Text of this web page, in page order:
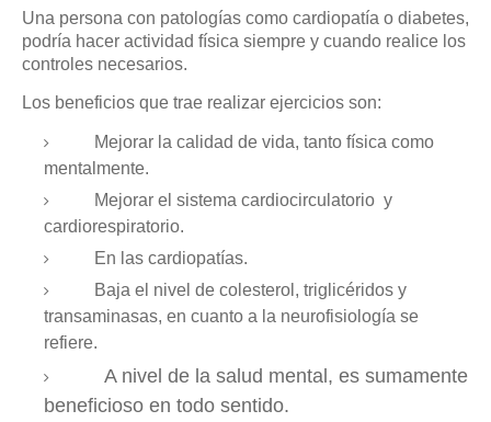
Una persona con patologías como cardiopatía o diabetes,
podría hacer actividad física siempre y cuando realice los
controles necesarios.
Los beneficios que trae realizar ejercicios son:
Mejorar la calidad de vida, tanto física como
mentalmente.
Mejorar el sistema cardiocirculatorio y
cardiorespiratorio.
En las cardiopatías.
Baja el nivel de colesterol, triglicéridos y
transaminasas, en cuanto a la neurofisiología se
refiere.
A nivel de la salud mental, es sumamente
beneficioso en todo sentido.